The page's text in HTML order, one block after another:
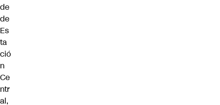
de
de
Es
ta
ció
n
Ce
ntr
al,